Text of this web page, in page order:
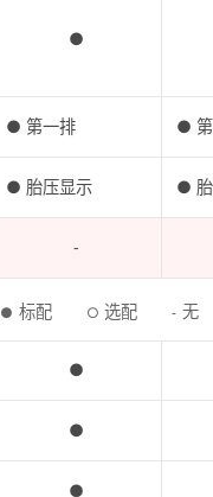
● 标配 ○ 选配 - 无
●
● 第一排 ●
● 胎压显示 ●
-
●
●
●